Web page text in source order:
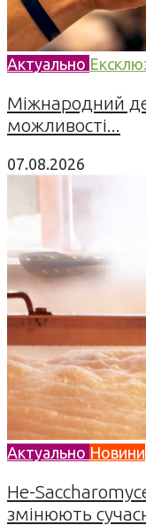
Актуально
Міжнародний
можливості...
07.08.2026
Актуально Новини
Не-
змінюють